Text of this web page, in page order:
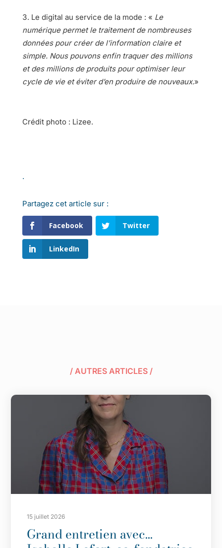
Le digital au service de la mode : « Le
numérique permet le traitement de nombreuses
données pour créer de l’information claire et
simple. Nous pouvons enfin traquer des millions
et des millions de produits pour optimiser leur
cycle de vie et éviter d’en produire de nouveaux.»
Crédit photo : Lizee.
.
Partagez cet article sur :
Facebook Twitter
LinkedIn
/ AUTRES ARTICLES /
15 juillet 2026
Grand entretien avec…